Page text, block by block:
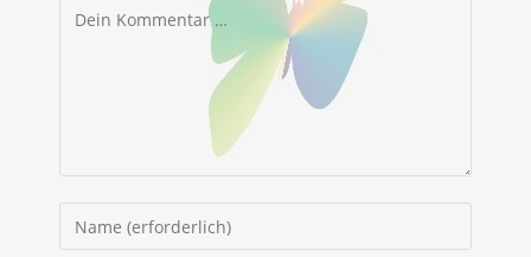
Kommentar
deinen